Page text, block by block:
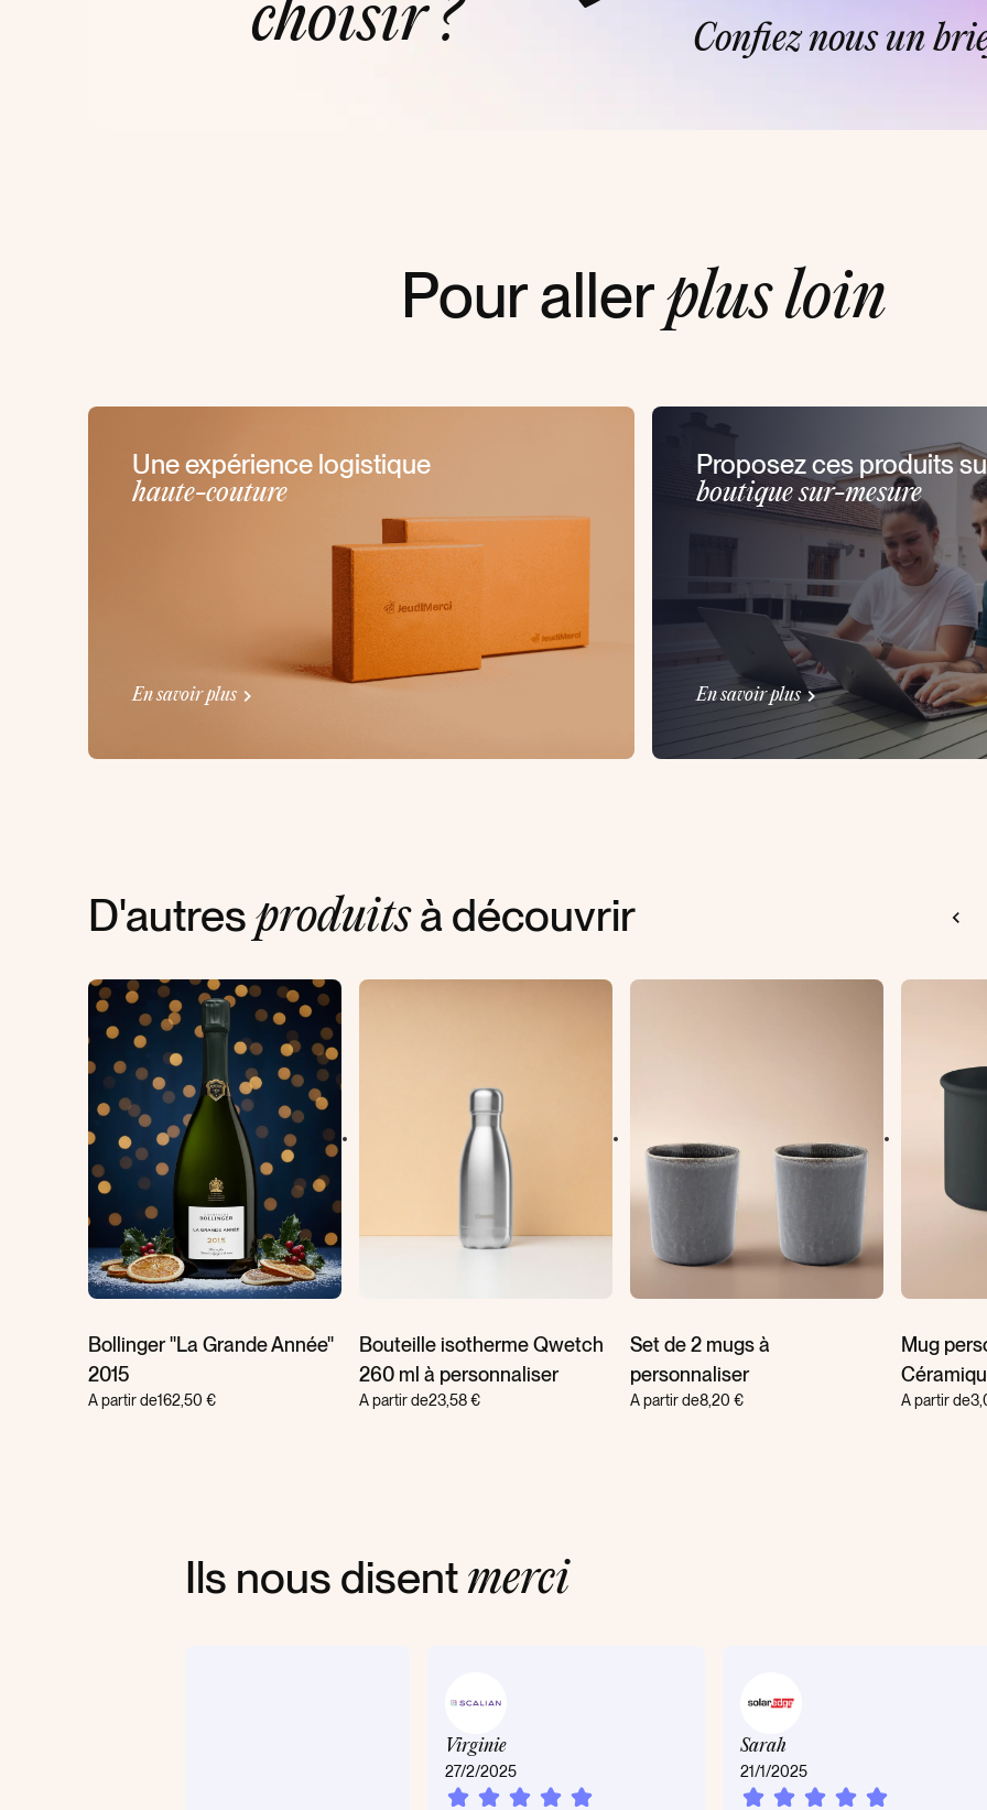
choisir ? Confiez nous un
Pour allerplus loin
Une expérience logistique
haute-couture
En savoir plus
Proposez ces produits
boutique sur-mesure
En savoir plus
D'autres produitsà découvrir
Bollinger ''La Grande Année''
2015
A partir de162,50 €
Bouteille isotherme Qwetch
260 ml à personnaliser
A partir de23,58 €
Set de 2 mugs à
personnaliser
A partir de8,20 €
Mug
A partir de
Ils nous disentmerci
Virginie
27/2/2025
Sarah
21/1/2025